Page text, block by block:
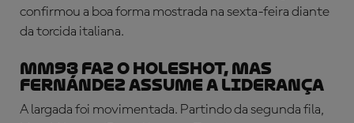
confirmou a boa forma mostrada na sexta-feira diante
da torcida italiana.
MM93 FAZ O HOLESHOT, MAS
FERNÁNDEZ ASSUME A LIDERANÇA
A largada foi movimentada. Partindo da segunda fila,